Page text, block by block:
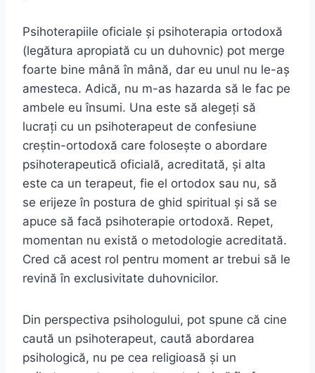
Psihoterapiile oficiale și psihoterapia ortodoxă
(legătura apropiată cu un duhovnic) pot merge
foarte bine mână în mână, dar eu unul nu le-aș
amesteca. Adică, nu m-as hazarda să le fac pe
ambele eu însumi. Una este să alegeți să
lucrați cu un psihoterapeut de confesiune
creștin-ortodoxă care folosește o abordare
psihoterapeutică oficială, acreditată, și alta
este ca un terapeut, fie el ortodox sau nu, să
se erijeze în postura de ghid spiritual și să se
apuce să facă psihoterapie ortodoxă. Repet,
momentan nu există o metodologie acreditată.
Cred că acest rol pentru moment ar trebui să le
revină în exclusivitate duhovnicilor.
Din perspectiva psihologului, pot spune că cine
caută un psihoterapeut, caută abordarea
psihologică, nu pe cea religioasă și un